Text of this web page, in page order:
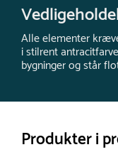
Alle elementer
i stilrent
bygninger og står
Produkter i